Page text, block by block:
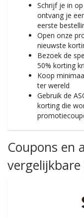
Schrijf je in
ontvang je
eerste
Open onze
nieuwste
Bezoek de
50% korting
Koop
ter wereld
Gebruik de
korting die
Coupons en